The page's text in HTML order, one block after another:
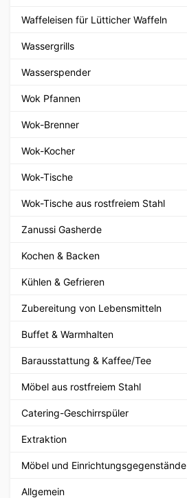
Waffeleisen für Lütticher Waffeln
Wassergrills
Wasserspender
Wok Pfannen
Wok-Brenner
Wok-Kocher
Wok-Tische
Wok-Tische aus rostfreiem Stahl
Zanussi Gasherde
Kochen & Backen
Kühlen & Gefrieren
Zubereitung von Lebensmitteln
Buffet & Warmhalten
Barausstattung & Kaffee/Tee
Möbel aus rostfreiem Stahl
Catering-Geschirrspüler
Extraktion
Möbel und Einrichtungsgegenstände
Allgemein